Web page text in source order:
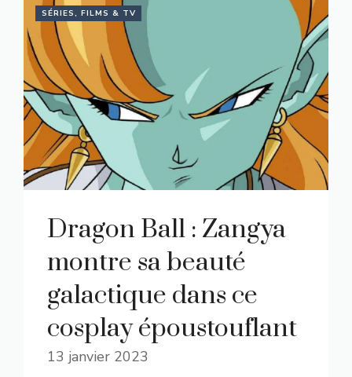
SÉRIES, FILMS & TV
Dragon Ball : Zangya
montre sa beauté
galactique dans ce
cosplay époustouflant
13 janvier 2023